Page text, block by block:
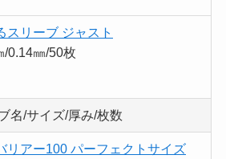
スリーブ ジャスト
/0.14㎜/50枚
名/サイズ/厚み/枚数
リアー100 パーフェクトサイズ